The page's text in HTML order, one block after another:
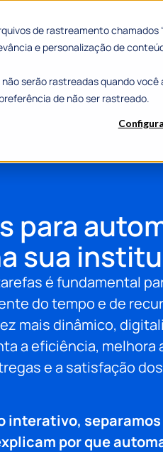
de rastreamento
e personalização de
serão rastreadas quando
de não ser rastreado.
para
sua
é fundamental
do tempo e de
mais dinâmico,
a eficiência, melhora
e a satisfação dos
interativo, separamos
por que